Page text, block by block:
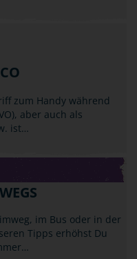
zum Handy während
aber auch als
ist…
im Bus oder in der
Tipps erhöhst Du